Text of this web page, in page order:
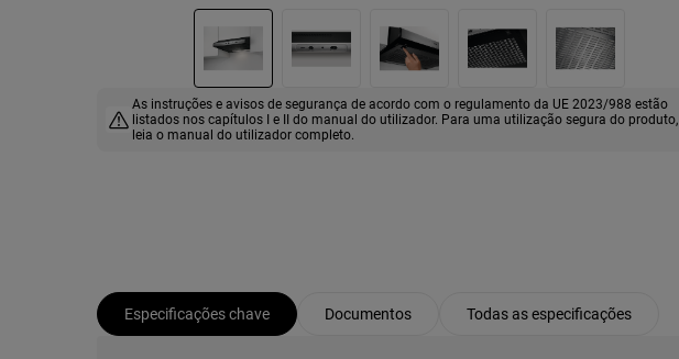
As instruções e avisos de segurança de acordo com o regulamento da UE 2023/988 estão
listados nos capítulos I e II do manual do utilizador. Para uma utilização segura do produto,
leia o manual do utilizador completo.
Especificações chave Documentos Todas as especificações